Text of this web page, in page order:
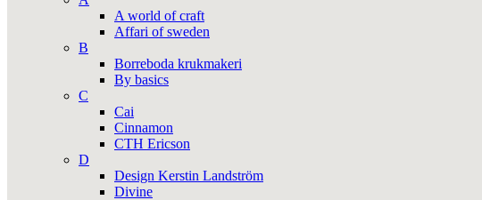
A world of craft
Affari of sweden
B
Borreboda krukmakeri
By basics
C
Cai
Cinnamon
CTH Ericson
D
Design Kerstin Landström
Divine